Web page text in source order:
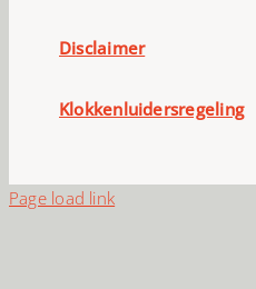
Disclaimer
Klokkenluidersregeling
Page load link